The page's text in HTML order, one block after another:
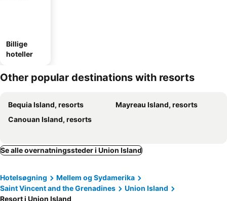
Billige
hoteller
Other popular destinations with resorts
Bequia Island, resorts
Mayreau Island, resorts
Canouan Island, resorts
Se alle overnatningssteder i Union Island
Hotelsøgning
Mellem og Sydamerika
Saint Vincent and the Grenadines
Union Island
Resort i Union Island